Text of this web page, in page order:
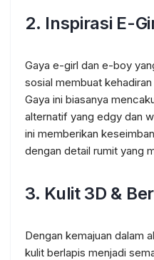
2. Inspirasi E-
Gaya e-girl dan e-boy
sosial membuat
Gaya ini biasanya
alternatif yang edgy dan
ini memberikan
dengan detail rumit yang
3. Kulit 3D &
Dengan kemajuan dalam
kulit berlapis menjadi